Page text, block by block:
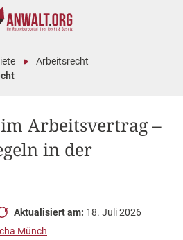
Arbeitsvertrag –
in der
Arbeitsrecht
Aktualisiert am: 18. Juli 2026
Münch